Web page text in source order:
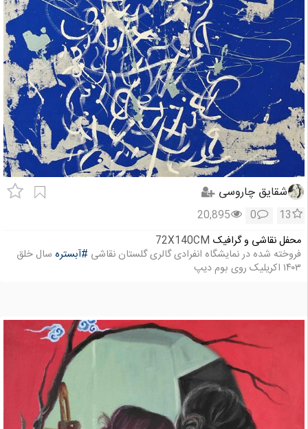
شقایق چاروسی
13
0
20,895
محفل نقاشی و گرافیک 72X140CM
فروخته شده در نمایشگاه انفرادی گالری گلستان نقاشی #آبستره سال خلق
۱۴۰۳ اکریلیک روی بوم دیپ